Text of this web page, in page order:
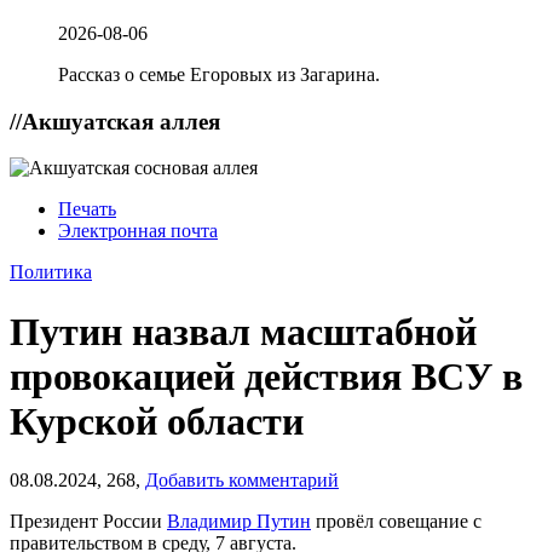
2026-08-06
Рассказ о семье Егоровых из Загарина.
//Акшуатская аллея
Печать
Электронная почта
Политика
Путин назвал масштабной
провокацией действия ВСУ в
Курской области
08.08.2024, 268, Добавить комментарий
Президент России Владимир Путин провёл совещание с
правительством в среду, 7 августа.